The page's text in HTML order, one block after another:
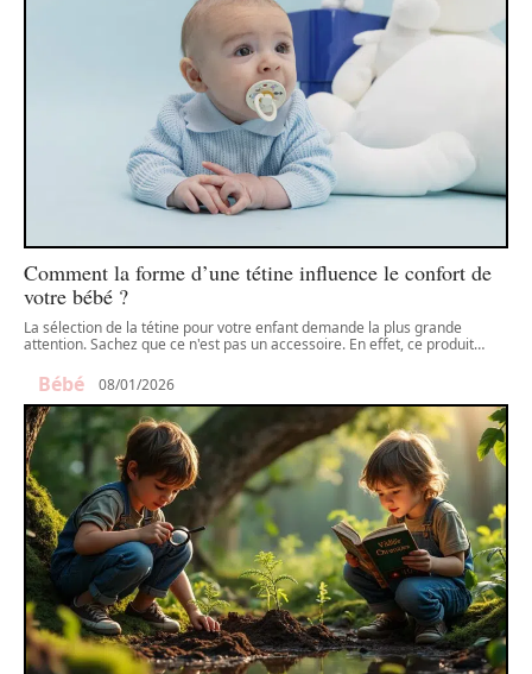
Comment la forme d’une tétine influence le confort de
votre bébé ?
La sélection de la tétine pour votre enfant demande la plus grande
attention. Sachez que ce n'est pas un accessoire. En effet, ce produit…
Bébé 08/01/2026